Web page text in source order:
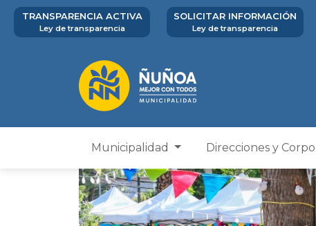
TRANSPARENCIA ACTIVA
Ley de transparencia
SOLICITAR INFORMACIÓN
Ley de transparencia
Municipalidad Direcciones y